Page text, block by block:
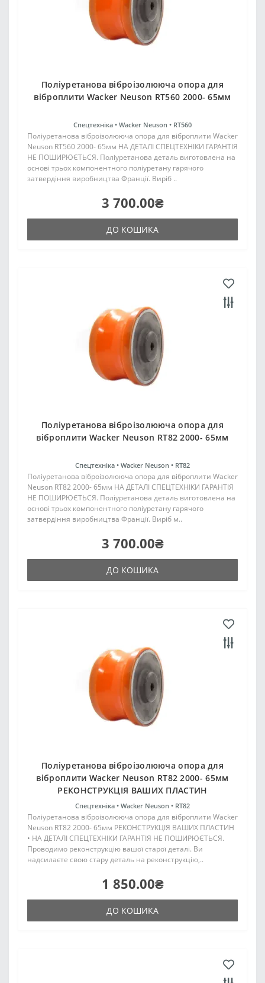
Поліуретанова віброізолююча опора для
віброплити Wacker Neuson RT560 2000- 65мм
Спецтехніка • Wacker Neuson • RT560
Поліуретанова віброізолююча опора для віброплити Wacker
Neuson RT560 2000- 65мм НА ДЕТАЛІ СПЕЦТЕХНІКИ ГАРАНТІЯ
НЕ ПОШИРЮЄТЬСЯ. Поліуретанова деталь виготовлена на
основі трьох компонентного поліуретану гарячого
затвердіння виробництва Франції. Виріб ..
3 700.00₴
ДО КОШИКА
Поліуретанова віброізолююча опора для
віброплити Wacker Neuson RT82 2000- 65мм
Спецтехніка • Wacker Neuson • RT82
Поліуретанова віброізолююча опора для віброплити Wacker
Neuson RT82 2000- 65мм НА ДЕТАЛІ СПЕЦТЕХНІКИ ГАРАНТІЯ
НЕ ПОШИРЮЄТЬСЯ. Поліуретанова деталь виготовлена на
основі трьох компонентного поліуретану гарячого
затвердіння виробництва Франції. Виріб м..
3 700.00₴
ДО КОШИКА
Поліуретанова віброізолююча опора для
віброплити Wacker Neuson RT82 2000- 65мм
РЕКОНСТРУКЦІЯ ВАШИХ ПЛАСТИН
Спецтехніка • Wacker Neuson • RT82
Поліуретанова віброізолююча опора для віброплити Wacker
Neuson RT82 2000- 65мм РЕКОНСТРУКЦІЯ ВАШИХ ПЛАСТИН
• НА ДЕТАЛІ СПЕЦТЕХНІКИ ГАРАНТІЯ НЕ ПОШИРЮЄТЬСЯ.
Проводимо реконструкцію вашої старої деталі. Ви
надсилаєте свою стару деталь на реконструкцію,..
1 850.00₴
ДО КОШИКА